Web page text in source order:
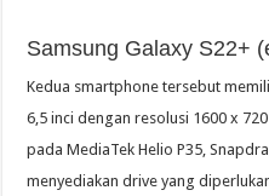
Samsung Galaxy S22+
Kedua smartphone tersebut
6,5 inci dengan resolusi 1600 x
pada MediaTek Helio P35,
menyediakan drive yang